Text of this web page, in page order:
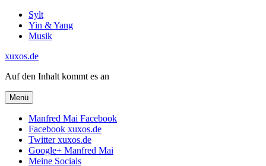
Sylt
Yin & Yang
Musik
xuxos.de
Auf den Inhalt kommt es an
Menü
Manfred Mai Facebook
Facebook xuxos.de
Twitter xuxos.de
Google+ Manfred Mai
Meine Socials